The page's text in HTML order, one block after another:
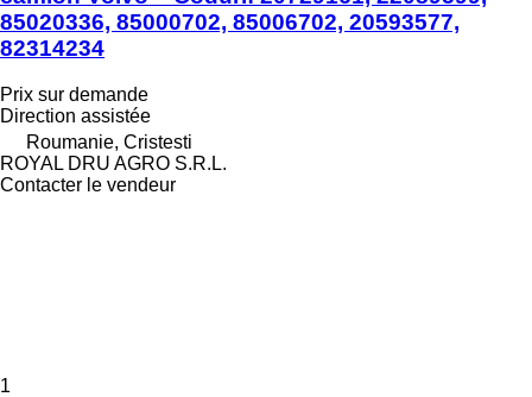
85020336, 85000702, 85006702, 20593577,
82314234
Prix sur demande
Direction assistée
Roumanie, Cristesti
ROYAL DRU AGRO S.R.L.
Contacter le vendeur
1